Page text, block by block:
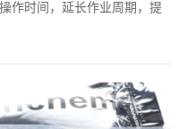
作时间，延长作业周期，提